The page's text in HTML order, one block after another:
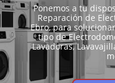
Ponemos a tu
Reparación de
Ebro, para
tipo de
Lavadoras,